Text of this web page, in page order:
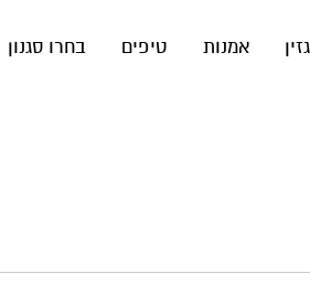
אמנות טיפים
בחרו סגנון